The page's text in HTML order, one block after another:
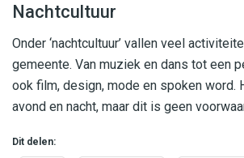
Nachtcultuur
Onder ‘nachtcultuur’ vallen veel
gemeente. Van muziek en dans tot een
ook film, design, mode en spoken word.
avond en nacht, maar dit is geen
Dit delen: